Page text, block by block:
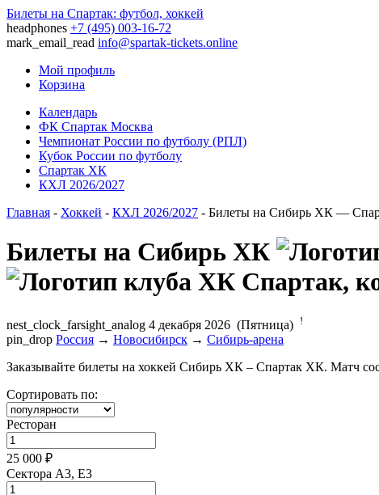
Билеты на Спартак: футбол, хоккей
headphones +7 (495) 003-16-72
mark_email_read info@spartak-tickets.online
Мой профиль
Корзина
Календарь
ФК Спартак Москва
Чемпионат России по футболу (РПЛ)
Кубок России по футболу
Спартак ХК
КХЛ 2026/2027
Главная - Хоккей - КХЛ 2026/2027 - Билеты на Сибирь ХК —
Билеты на Сибирь ХК
nest_clock_farsight_analog 4 декабря 2026 (Пятница) !
pin_drop Россия → Новосибирск → Сибирь-арена
Заказывайте билеты на хоккей Сибирь ХК – Спартак ХК. Матч
Сортировать по:
Ресторан
25 000 ₽
Сектора A3, E3